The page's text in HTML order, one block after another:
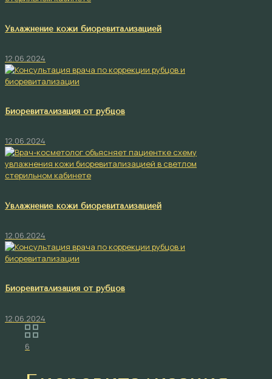
Увлажнение кожи биоревитализацией
12.06.2024
Биоревитализация от рубцов
12.06.2024
Увлажнение кожи биоревитализацией
12.06.2024
Биоревитализация от рубцов
12.06.2024
6